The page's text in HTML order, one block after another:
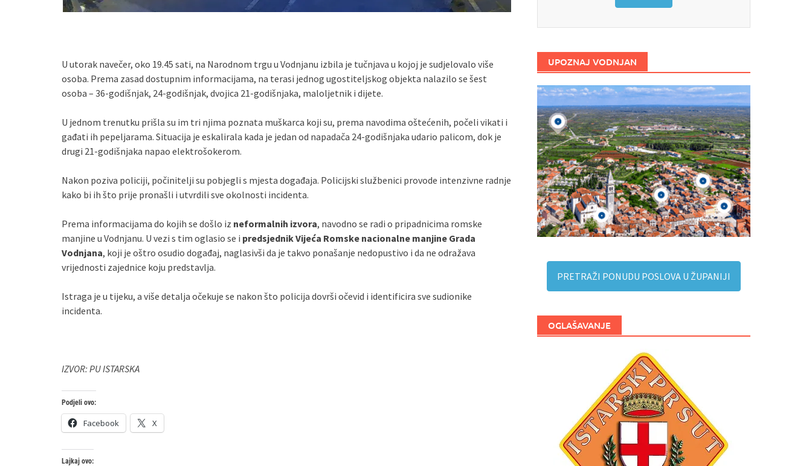
U utorak navečer, oko 19.45 sati, na Narodnom trgu u Vodnjanu izbila je tučnjava u kojoj je sudjelovalo više
osoba. Prema zasad dostupnim informacijama, na terasi jednog ugostiteljskog objekta nalazilo se šest
osoba – 36‑godišnjak, 24‑godišnjak, dvojica 21‑godišnjaka, maloljetnik i dijete.
U jednom trenutku prišla su im tri njima poznata muškarca koji su, prema navodima oštećenih, počeli vikati i
gađati ih pepeljarama. Situacija je eskalirala kada je jedan od napadača 24‑godišnjaka udario palicom, dok je
drugi 21‑godišnjaka napao elektrošokerom.
Nakon poziva policiji, počinitelji su pobjegli s mjesta događaja. Policijski službenici provode intenzivne radnje
kako bi ih što prije pronašli i utvrdili sve okolnosti incidenta.
Prema informacijama do kojih se došlo iz neformalnih izvora, navodno se radi o pripadnicima romske
manjine u Vodnjanu. U vezi s tim oglasio se i predsjednik Vijeća Romske nacionalne manjine Grada
Vodnjana, koji je oštro osudio događaj, naglasivši da je takvo ponašanje nedopustivo i da ne odražava
vrijednosti zajednice koju predstavlja.
Istraga je u tijeku, a više detalja očekuje se nakon što policija dovrši očevid i identificira sve sudionike
incidenta.
IZVOR: PU ISTARSKA
Podjeli ovo:
Facebook X
Lajkaj ovo:
UPOZNAJ VODNJAN
PRETRAŽI PONUDU POSLOVA U ŽUPANIJI
OGLAŠAVANJE